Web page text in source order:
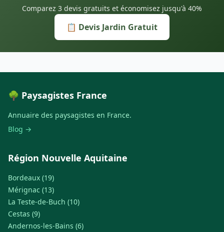
Comparez 3 devis gratuits et économisez jusqu'à 40%
📋 Devis Jardin Gratuit
🌳 Paysagistes France
Annuaire des paysagistes en France.
Blog →
Région Nouvelle Aquitaine
Bordeaux (19)
Mérignac (13)
La Teste-de-Buch (10)
Cestas (9)
Andernos-les-Bains (6)